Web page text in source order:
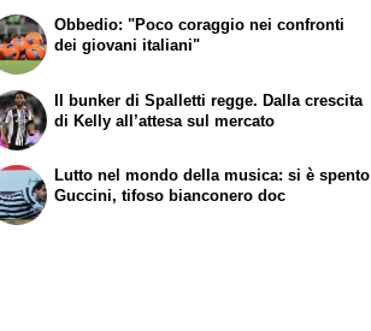
Obbedio: "Poco coraggio nei confronti
dei giovani italiani"
Il bunker di Spalletti regge. Dalla crescita
di Kelly all’attesa sul mercato
Lutto nel mondo della musica: si è spento
Guccini, tifoso bianconero doc